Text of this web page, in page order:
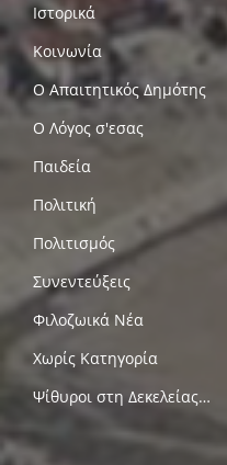
Ιστορικά
Κοινωνία
Ο Απαιτητικός Δημότης
Ο Λόγος σ'εσας
Παιδεία
Πολιτική
Πολιτισμός
Συνεντεύξεις
Φιλοζωικά Νέα
Χωρίς Κατηγορία
Ψίθυροι στη Δεκελείας…